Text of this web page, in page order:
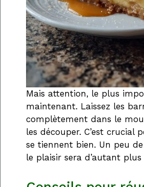
Mais attention, le plus
maintenant. Laissez les
complètement dans le
les découper. C’est crucial
se tiennent bien. Un peu
le plaisir sera d’autant